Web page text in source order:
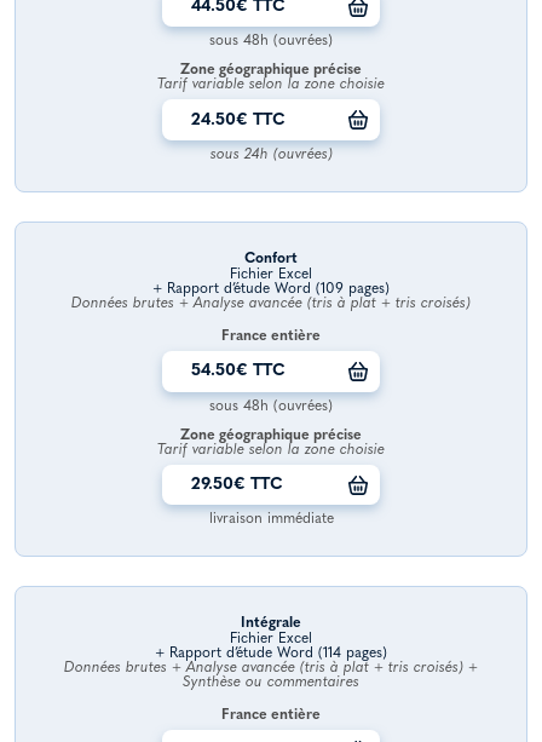
44.50€ TTC
sous 48h (ouvrées)
Zone géographique précise
Tarif variable selon la zone choisie
24.50€ TTC
sous 24h (ouvrées)
Confort
Fichier Excel
+ Rapport d’étude Word (109 pages)
Données brutes + Analyse avancée (tris à plat + tris croisés)
France entière
54.50€ TTC
sous 48h (ouvrées)
Zone géographique précise
Tarif variable selon la zone choisie
29.50€ TTC
livraison immédiate
Intégrale
Fichier Excel
+ Rapport d’étude Word (114 pages)
Données brutes + Analyse avancée (tris à plat + tris croisés) +
Synthèse ou commentaires
France entière